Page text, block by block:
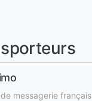
messagerie français